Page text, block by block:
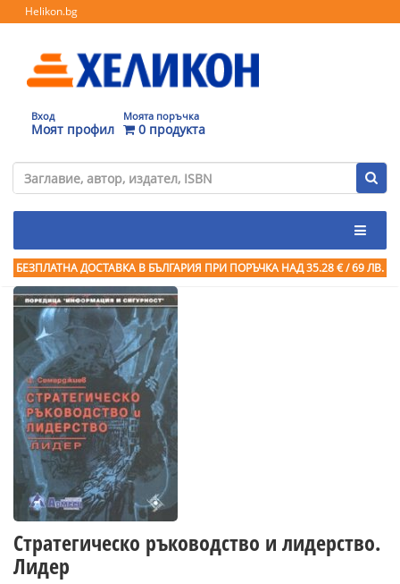
Helikon.bg
Вход
Моят профил
Моята поръчка
0 продукта
БЕЗПЛАТНА ДОСТАВКА В БЪЛГАРИЯ ПРИ ПОРЪЧКА НАД 35.28 € / 69 ЛВ.
Стратегическо ръководство и лидерство.
Лидер